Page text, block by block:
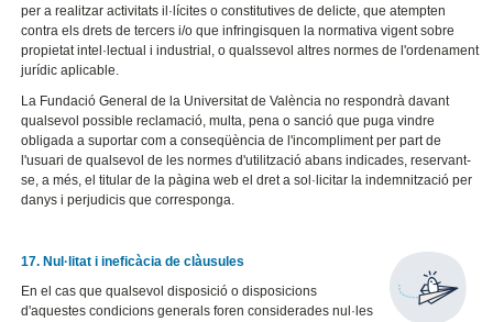
per a realitzar activitats il·lícites o constitutives de delicte, que atempten
contra els drets de tercers i/o que infringisquen la normativa vigent sobre
propietat intel·lectual i industrial, o qualssevol altres normes de l'ordenament
jurídic aplicable.
La Fundació General de la Universitat de València no respondrà davant
qualsevol possible reclamació, multa, pena o sanció que puga vindre
obligada a suportar com a conseqüència de l'incompliment per part de
l'usuari de qualsevol de les normes d'utilització abans indicades, reservant-
se, a més, el titular de la pàgina web el dret a sol·licitar la indemnització per
danys i perjudicis que corresponga.
17. Nul·litat i ineficàcia de clàusules
En el cas que qualsevol disposició o disposicions
d'aquestes condicions generals foren considerades nul·les